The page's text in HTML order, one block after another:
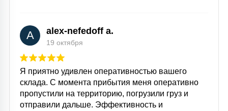
A alex-nefedoff a.
19 октября
Я приятно удивлен оперативностью вашего
склада. С момента прибытия меня оперативно
пропустили на территорию, погрузили груз и
отправили дальше. Эффективность и